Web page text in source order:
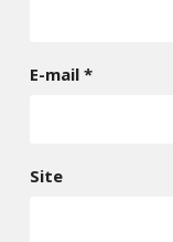
E-mail *
Site